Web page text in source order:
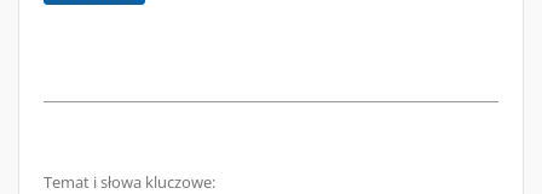
Temat i słowa kluczowe: